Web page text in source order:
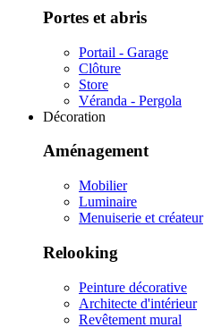
Portes et abris
Portail - Garage
Clôture
Store
Véranda - Pergola
Décoration
Aménagement
Mobilier
Luminaire
Menuiserie et créateur
Relooking
Peinture décorative
Architecte d'intérieur
Revêtement mural